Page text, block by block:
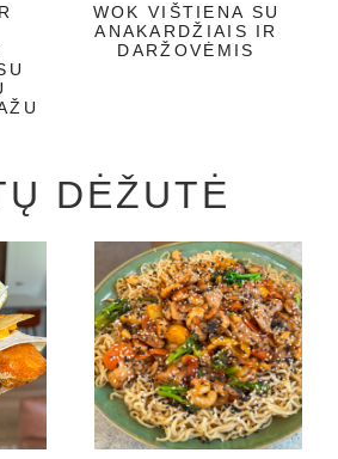
WOK VIŠTIENA SU
ANAKARDŽIAIS IR
DARŽOVĖMIS
DĖŽUTĖ